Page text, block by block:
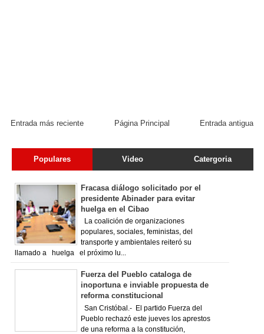
Entrada más reciente Entrada antigua
Página Principal
Populares Video Catergoria
Fracasa diálogo solicitado por el
presidente Abinader para evitar
huelga en el Cibao
La coalición de organizaciones
populares, sociales, feministas, del
transporte y ambientales reiteró su
llamado a huelga el próximo lu...
Fuerza del Pueblo cataloga de
inoportuna e inviable propuesta de
reforma constitucional
San Cristóbal.- El partido Fuerza del
Pueblo rechazó este jueves los aprestos
de una reforma a la constitución,